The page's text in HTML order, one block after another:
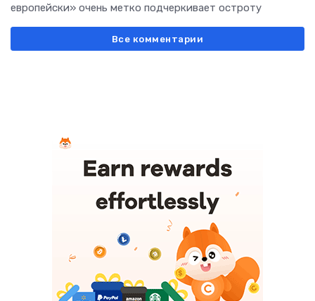
европейски» очень метко подчеркивает остроту
Все комментарии